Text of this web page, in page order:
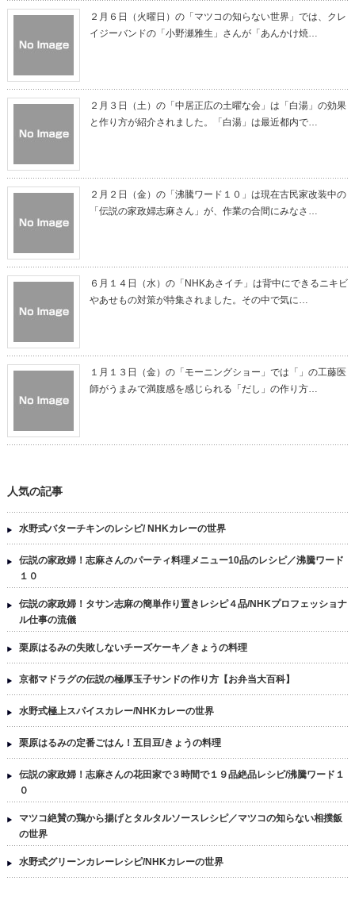
２月６日（火曜日）の「マツコの知らない世界」では、クレ
イジーバンドの「小野瀬雅生」さんが「あんかけ焼…
２月３日（土）の「中居正広の土曜な会」は「白湯」の効果
と作り方が紹介されました。「白湯」は最近都内で…
２月２日（金）の「沸騰ワード１０」は現在古民家改装中の
「伝説の家政婦志麻さん」が、作業の合間にみなさ…
６月１４日（水）の「NHKあさイチ」は背中にできるニキビ
やあせもの対策が特集されました。その中で気に…
１月１３日（金）の「モーニングショー」では「」の工藤医
師がうまみで満腹感を感じられる「だし」の作り方…
人気の記事
水野式バターチキンのレシピ/ NHKカレーの世界
伝説の家政婦！志麻さんのパーティ料理メニュー10品のレシピ／沸騰ワード
１０
伝説の家政婦！タサン志麻の簡単作り置きレシピ４品/NHKプロフェッショナ
ル仕事の流儀
栗原はるみの失敗しないチーズケーキ／きょうの料理
京都マドラグの伝説の極厚玉子サンドの作り方【お弁当大百科】
水野式極上スパイスカレー/NHKカレーの世界
栗原はるみの定番ごはん！五目豆/きょうの料理
伝説の家政婦！志麻さんの花田家で３時間で１９品絶品レシピ/沸騰ワード１
０
マツコ絶賛の鶏から揚げとタルタルソースレシピ／マツコの知らない相撲飯
の世界
水野式グリーンカレーレシピ/NHKカレーの世界